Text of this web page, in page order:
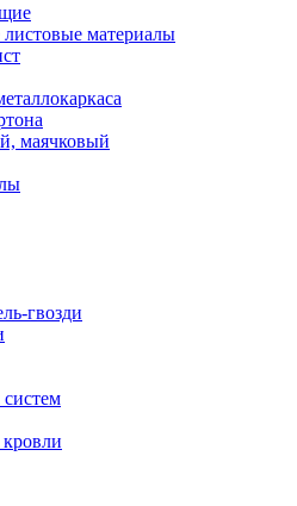
материалы
маячковый
гвозди